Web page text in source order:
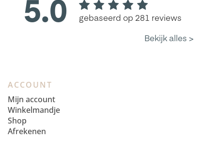
ACCOUNT
Mijn account
Winkelmandje
Shop
Afrekenen